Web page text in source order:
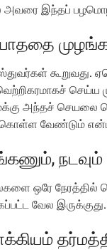
இந்தப் பழமொழி
கூறுவது.
செய்ய
அந்தச் செயலை
வேண்டும்
ஒரே
வேல